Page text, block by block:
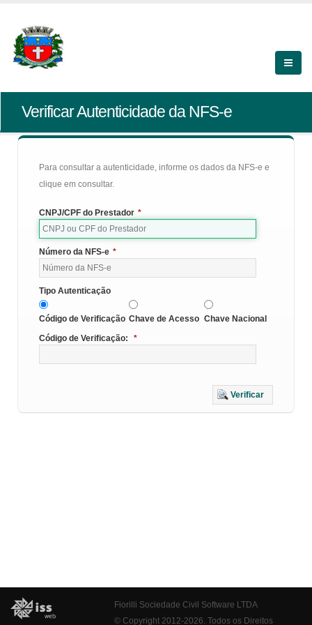
Verificar Autenticidade da NFS-e
Para consultar a autenticidade, informe os dados da NFS-e e
clique em consultar.
CNPJ/CPF do Prestador *
Número da NFS-e *
Tipo Autenticação
Código de Verificação Chave de Acesso Chave Nacional
Código de Verificação:
*
Verificar
Fiorilli Sociedade Civil Software LTDA
© Copyright 2012-2026. Todos os Direitos